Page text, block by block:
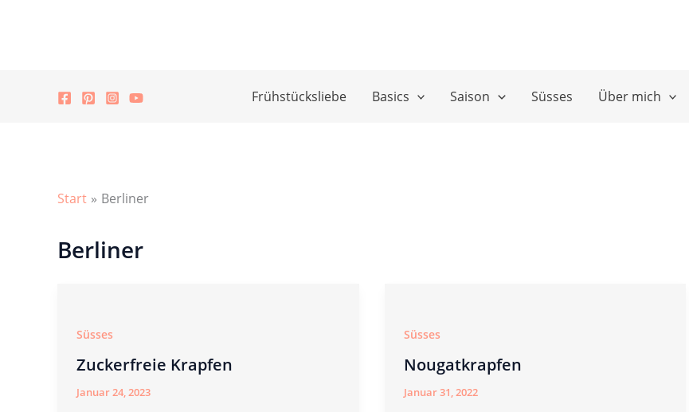
Frühstücksliebe Basics Saison Süsses Über mich
Start Berliner
Berliner
Süsses
Zuckerfreie Krapfen
Januar 24, 2023
Süsses
Nougatkrapfen
Januar 31, 2022